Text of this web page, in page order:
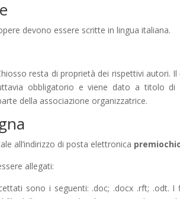
devono essere scritte in lingua italiana.
resta di proprietà dei rispettivi autori.
obbligatorio e viene dato a titolo di
della associazione organizzatrice.
all’indirizzo di posta elettronica
allegati:
sono i seguenti: .doc; .docx .rft; .odt.